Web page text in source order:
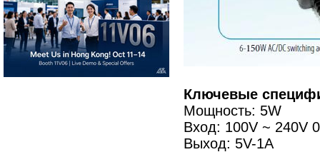
Ключевые
Мощность: 5W
Вход: 100V ~ 240V
Выход: 5V-1A